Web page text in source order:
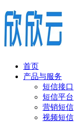
首页
产品与服务
短信接口
短信平台
营销短信
视频短信